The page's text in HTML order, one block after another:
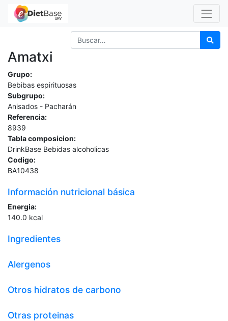
Amatxi
Grupo:
Bebibas espirituosas
Subgrupo:
Anisados - Pacharán
Referencia:
8939
Tabla composicion:
DrinkBase Bebidas alcoholicas
Codigo:
BA10438
Información nutricional básica
Energia:
140.0 kcal
Ingredientes
Alergenos
Otros hidratos de carbono
Otras proteinas